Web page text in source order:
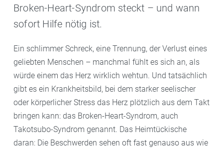
Broken-Heart-Syndrom steckt – und wann
sofort Hilfe nötig ist.
Ein schlimmer Schreck, eine Trennung, der Verlust eines
geliebten Menschen – manchmal fühlt es sich an, als
würde einem das Herz wirklich wehtun. Und tatsächlich
gibt es ein Krankheitsbild, bei dem starker seelischer
oder körperlicher Stress das Herz plötzlich aus dem Takt
bringen kann: das Broken-Heart-Syndrom, auch
Takotsubo-Syndrom genannt. Das Heimtückische
daran: Die Beschwerden sehen oft fast genauso aus wie